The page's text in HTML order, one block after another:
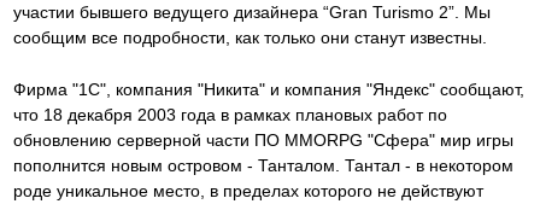
участии бывшего ведущего дизайнера “Gran Turismo 2”. Мы
сообщим все подробности, как только они станут известны.
Фирма "1С", компания "Никита" и компания "Яндекс" сообщают,
что 18 декабря 2003 года в рамках плановых работ по
обновлению серверной части ПО MMORPG "Сфера" мир игры
пополнится новым островом - Танталом. Тантал - в некотором
роде уникальное место, в пределах которого не действуют